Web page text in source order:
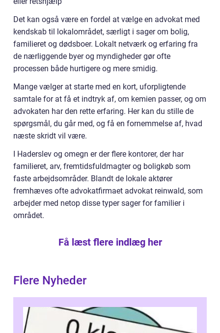
Det kan også være en fordel at vælge en advokat med
kendskab til lokalområdet, særligt i sager om bolig,
familieret og dødsboer. Lokalt netværk og erfaring fra
de nærliggende byer og myndigheder gør ofte
processen både hurtigere og mere smidig.
Mange vælger at starte med en kort, uforpligtende
samtale for at få et indtryk af, om kemien passer, og om
advokaten har den rette erfaring. Her kan du stille de
spørgsmål, du går med, og få en fornemmelse af, hvad
næste skridt vil være.
I Haderslev og omegn er der flere kontorer, der har
familieret, arv, fremtidsfuldmagter og boligkøb som
faste arbejdsområder. Blandt de lokale aktører
fremhæves ofte advokatfirmaet advokat reinwald, som
arbejder med netop disse typer sager for familier i
området.
Få læst flere indlæg her
Flere Nyheder